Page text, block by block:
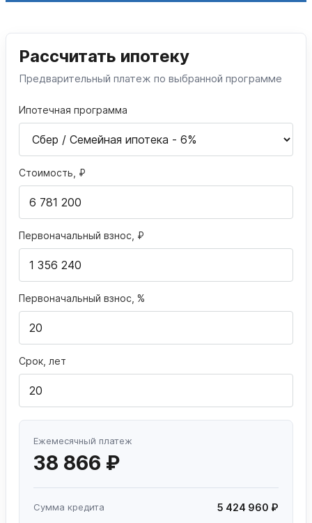
Рассчитать ипотеку
Предварительный платеж по выбранной программе
Ипотечная программа
Стоимость, ₽
Первоначальный взнос, ₽
Первоначальный взнос, %
Срок, лет
Ежемесячный платеж
38 866 ₽
Сумма кредита 5 424 960 ₽